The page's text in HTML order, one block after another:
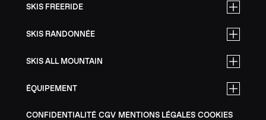
SKIS FREERIDE
SKIS RANDONNÉE
SKIS ALL MOUNTAIN
ÉQUIPEMENT
CONFIDENTIALITÉ CGV MENTIONS LÉGALES COOKIES